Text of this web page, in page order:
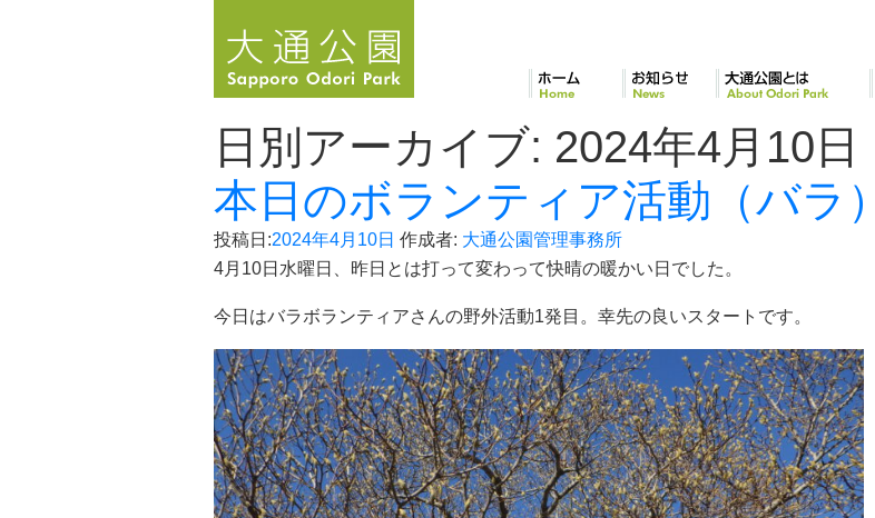
日別アーカイブ: 2024年4月10日
本日のボランティア活動（バラ）
投稿日:2024年4月10日 作成者: 大通公園管理事務所
4月10日水曜日、昨日とは打って変わって快晴の暖かい日でした。
今日はバラボランティアさんの野外活動1発目。幸先の良いスタートです。